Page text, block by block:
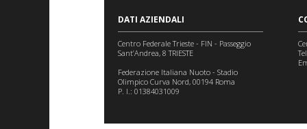
DATI AZIENDALI
Centro Federale Trieste - FIN - Passeggio
Sant’Andrea, 8 TRIESTE
Federazione Italiana Nuoto - Stadio
Olimpico Curva Nord, 00194 Roma
P. I.: 01384031009